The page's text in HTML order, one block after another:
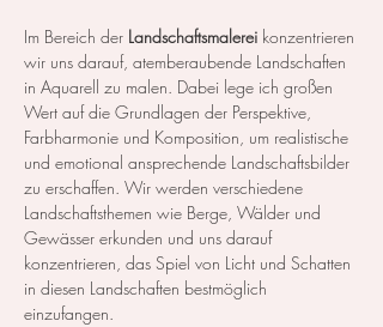
Im Bereich der Landschaftsmalerei konzentrieren
wir uns darauf, atemberaubende Landschaften
in Aquarell zu malen. Dabei lege ich großen
Wert auf die Grundlagen der Perspektive,
Farbharmonie und Komposition, um realistische
und emotional ansprechende Landschaftsbilder
zu erschaffen. Wir werden verschiedene
Landschaftsthemen wie Berge, Wälder und
Gewässer erkunden und uns darauf
konzentrieren, das Spiel von Licht und Schatten
in diesen Landschaften bestmöglich
einzufangen.